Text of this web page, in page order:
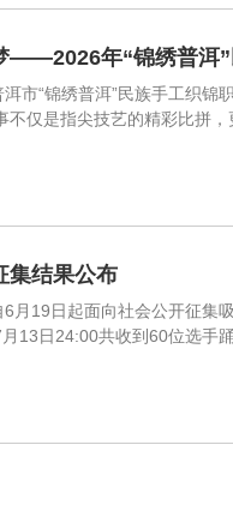
——2026年“锦绣普洱
市“锦绣普洱”民族手工织
仅是指尖技艺的精彩比拼
集结果公布
月19日起面向社会公开征
13日24:00共收到60位选手